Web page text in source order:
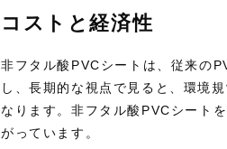
コストと経済性
非フタル酸PVCシートは、従来の
し、長期的な視点で見ると、環境
なります。非フタル酸PVCシート
がっています。